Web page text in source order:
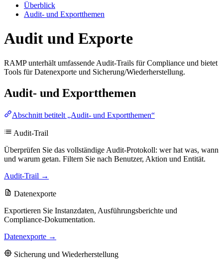
Überblick
Audit- und Exportthemen
Audit und Exporte
RAMP unterhält umfassende Audit-Trails für Compliance und bietet
Tools für Datenexporte und Sicherung/Wiederherstellung.
Audit- und Exportthemen
Abschnitt betitelt „Audit- und Exportthemen“
Audit-Trail
Überprüfen Sie das vollständige Audit-Protokoll: wer hat was, wann
und warum getan. Filtern Sie nach Benutzer, Aktion und Entität.
Audit-Trail →
Datenexporte
Exportieren Sie Instanzdaten, Ausführungsberichte und
Compliance-Dokumentation.
Datenexporte →
Sicherung und Wiederherstellung